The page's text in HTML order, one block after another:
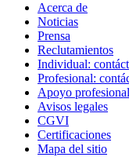
Acerca de
Noticias
Prensa
Reclutamientos
Individual:
Profesional:
Apoyo profesional
Avisos legales
CGVI
Certificaciones
Mapa del sitio